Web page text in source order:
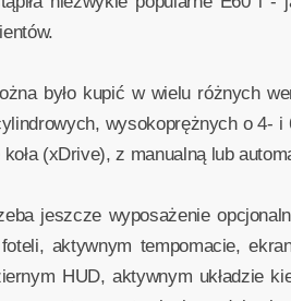
było kupić w wielu różnych
wysokoprężnych o 4-
(xDrive), z manualną lub
jeszcze wyposażenie
aktywnym tempomacie,
HUD, aktywnym układzie